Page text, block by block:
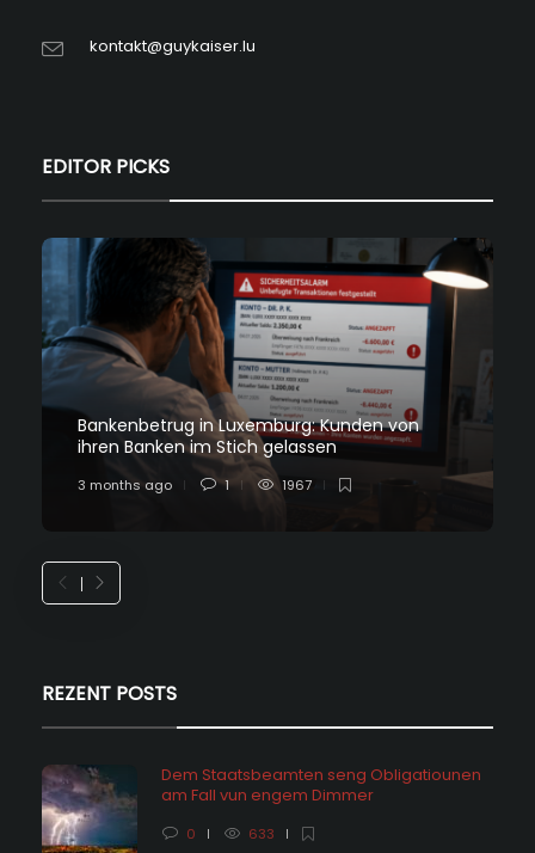
kontakt@guykaiser.lu
EDITOR PICKS
Bankenbetrug in Luxemburg: Kunden von
ihren Banken im Stich gelassen
3 months ago 1 1967
REZENT POSTS
Dem Staatsbeamten seng Obligatiounen
am Fall vun engem Dimmer
0 633